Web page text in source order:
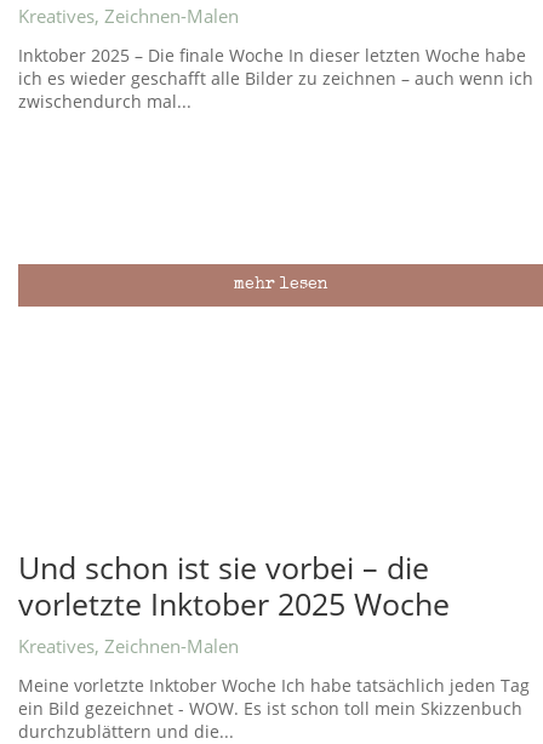
Kreatives, Zeichnen-Malen
Inktober 2025 – Die finale Woche In dieser letzten Woche habe
ich es wieder geschafft alle Bilder zu zeichnen – auch wenn ich
zwischendurch mal...
mehr lesen
Und schon ist sie vorbei – die
vorletzte Inktober 2025 Woche
Kreatives, Zeichnen-Malen
Meine vorletzte Inktober Woche Ich habe tatsächlich jeden Tag
ein Bild gezeichnet - WOW. Es ist schon toll mein Skizzenbuch
durchzublättern und die...